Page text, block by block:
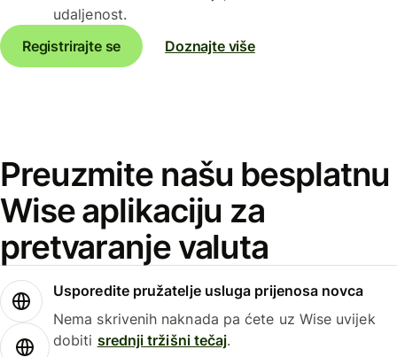
udaljenost.
Registrirajte se
Doznajte više
Preuzmite našu besplatnu
Wise aplikaciju za
pretvaranje valuta
Usporedite pružatelje usluga prijenosa novca
Nema skrivenih naknada pa ćete uz Wise uvijek
dobiti srednji tržišni tečaj.